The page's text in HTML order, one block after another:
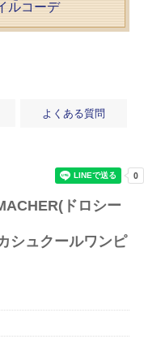
ルコーデ
よくある質問
ドロシー
シュクールワンピ